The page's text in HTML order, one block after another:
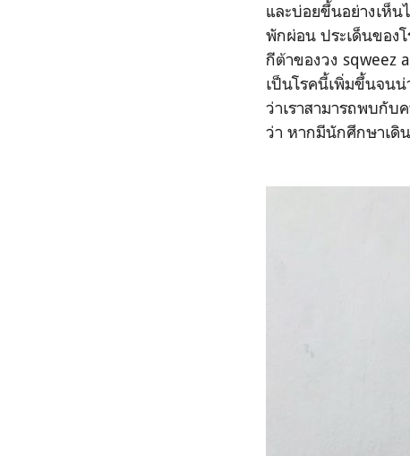
และบ่อยขึ้นอย่างเห็
พักผ่อน ประเด็นของ
กีต้าของวง sqweez
เป็นโรคนี้เพิ่มขึ้นจนน่
ว่าเราสามารถพบกับ
ว่า หากมีนักศึกษาเดิ